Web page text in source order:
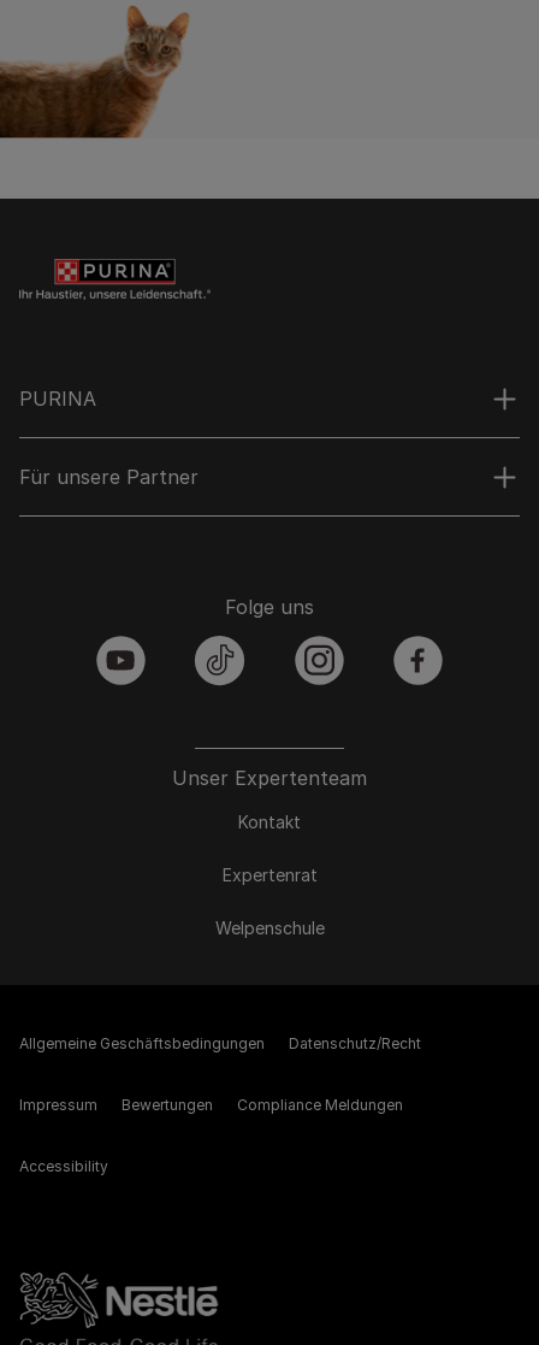
PURINA
Für unsere Partner
Unser Expertenteam
Kontakt
Expertenrat
Welpenschule
Folge uns
youtube tiktok instagram facebook
Allgemeine Geschäftsbedingungen Datenschutz/Recht
Impressum Bewertungen Compliance Meldungen
Accessibility